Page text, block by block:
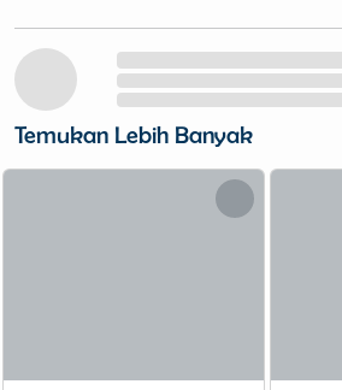
Temukan Lebih Banyak